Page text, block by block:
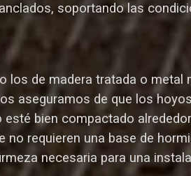
soportando las
los de madera tratada o metal
aseguramos de que los
bien compactado
requieren una base de
necesaria para una